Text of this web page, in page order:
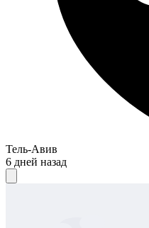
Тель-Авив
6 дней назад